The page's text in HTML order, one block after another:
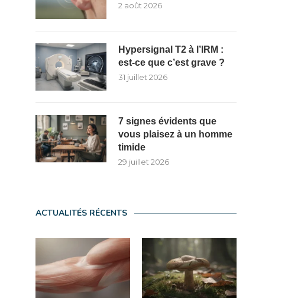
2 août 2026
Hypersignal T2 à l’IRM :
est-ce que c’est grave ?
31 juillet 2026
7 signes évidents que
vous plaisez à un homme
timide
29 juillet 2026
ACTUALITÉS RÉCENTS